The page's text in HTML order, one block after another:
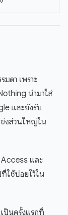
ดา เพราะ
นำมาใส่
และยังรับ
งส่วนใหญ่ใน
Access และ
ใช้บ่อยไว้ใน
เป็นครั้งแรกที่